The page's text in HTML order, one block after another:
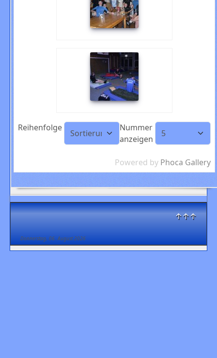
↑↑↑
Donnerstag, 06. August 2026
Reihenfolge
Nummer
anzeigen
Powered by Phoca Gallery